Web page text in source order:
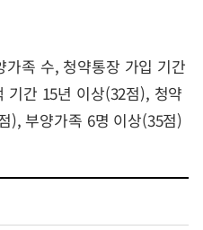
족 수, 청약통장 가입 기간
기간 15년 이상(32점), 청약
), 부양가족 6명 이상(35점)